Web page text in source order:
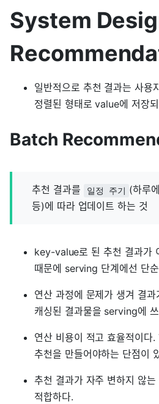
System
일반적으로 추천 결과는 사용
정렬된 형태로 value에 저장
Batch
추천 결과를 일정 주기 (하루
등)에 따라 업데이트 하는 것
key-value로 된 추천 결과가
때문에 serving 단계에선 단
연산 과정에 문제가 생겨 결과
캐싱된 결과물을 serving에
연산 비용이 적고 효율적이다
추천을 만들어야하는 단점이
추천 결과가 자주 변하지 않는
적합하다.